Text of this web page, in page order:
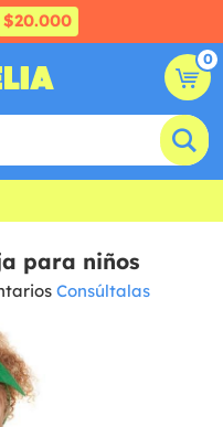
$20.000
0
para niños
Consúltalas